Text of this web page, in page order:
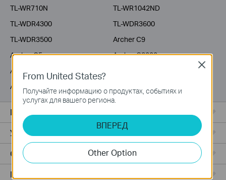
TL-WR710N
TL-WR1042ND
TL-WDR4300
TL-WDR3600
TL-WDR3500
Archer C9
Archer C5
Archer C3200
Archer C2600
Archer C2
Все комплекты Deco
Усилители Wi-Fi
Серия Fusion
Маршрутизаторы ADSL/VDSL
From United States?
Получайте информацию о продуктах, событиях и
услугах для вашего региона.
ВПЕРЕД
Other Option
Close